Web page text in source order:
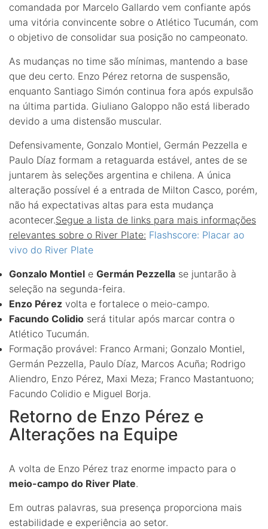
comandada por Marcelo Gallardo vem confiante após
uma vitória convincente sobre o Atlético Tucumán, com
o objetivo de consolidar sua posição no campeonato.
As mudanças no time são mínimas, mantendo a base
que deu certo. Enzo Pérez retorna de suspensão,
enquanto Santiago Simón continua fora após expulsão
na última partida. Giuliano Galoppo não está liberado
devido a uma distensão muscular.
Defensivamente, Gonzalo Montiel, Germán Pezzella e
Paulo Díaz formam a retaguarda estável, antes de se
juntarem às seleções argentina e chilena. A única
alteração possível é a entrada de Milton Casco, porém,
não há expectativas altas para esta mudança
acontecer.Segue a lista de links para mais informações
relevantes sobre o River Plate: Flashscore: Placar ao
vivo do River Plate
Gonzalo Montiel e Germán Pezzella se juntarão à
seleção na segunda-feira.
Enzo Pérez volta e fortalece o meio-campo.
Facundo Colidio será titular após marcar contra o
Atlético Tucumán.
Formação provável: Franco Armani; Gonzalo Montiel,
Germán Pezzella, Paulo Díaz, Marcos Acuña; Rodrigo
Aliendro, Enzo Pérez, Maxi Meza; Franco Mastantuono;
Facundo Colidio e Miguel Borja.
Retorno de Enzo Pérez e
Alterações na Equipe
A volta de Enzo Pérez traz enorme impacto para o
meio-campo do River Plate.
Em outras palavras, sua presença proporciona mais
estabilidade e experiência ao setor.